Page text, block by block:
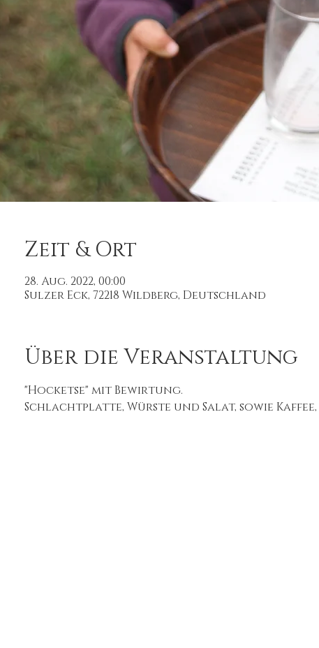
Zeit & Ort
28. Aug. 2022, 00:00
Sulzer Eck, 72218 Wildberg, Deutschland
Über die Veranstaltung
"Hocketse" mit Bewirtung.
Schlachtplatte, Würste und Salat, sowie Kaffee,